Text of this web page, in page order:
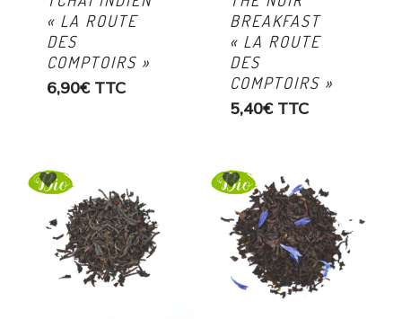
« LA ROUTE
DES
COMPTOIRS »
6,90€ TTC
BREAKFAST
« LA ROUTE
DES
COMPTOIRS »
5,40€ TTC